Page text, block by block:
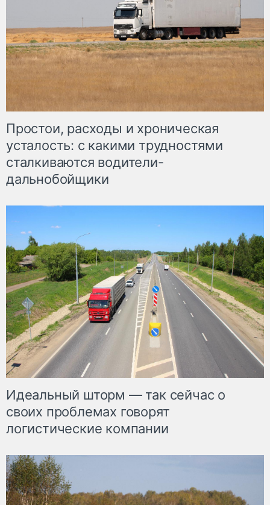
Простои, расходы и хроническая
усталость: с какими трудностями
сталкиваются водители-
дальнобойщики
Идеальный шторм — так сейчас о
своих проблемах говорят
логистические компании